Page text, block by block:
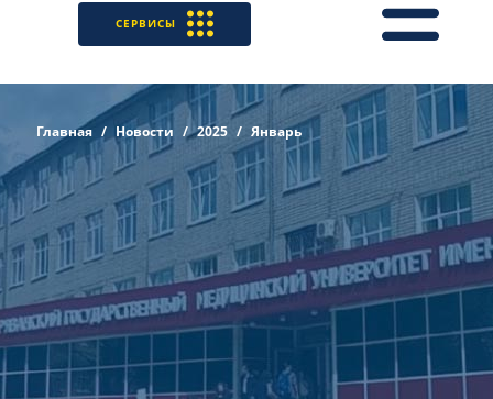
СЕРВИСЫ
Главная Новости 2025 Январь